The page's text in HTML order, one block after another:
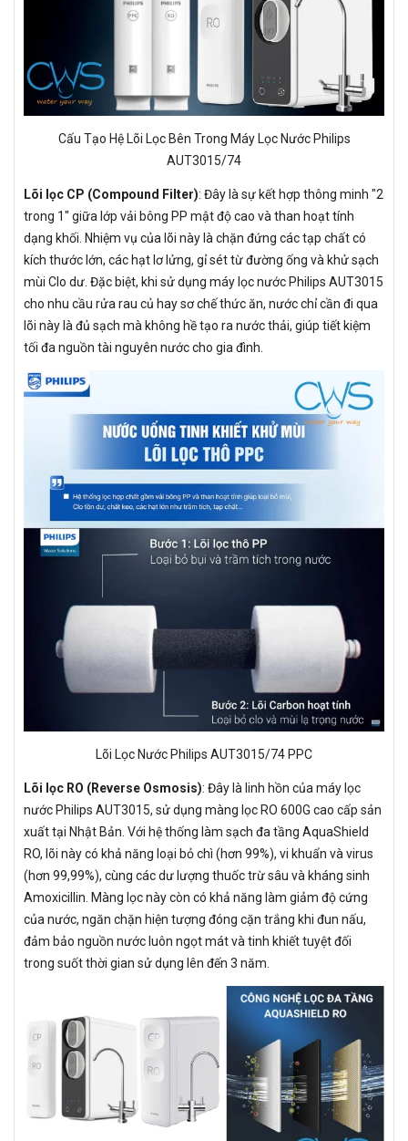
Cấu Tạo Hệ Lõi Lọc Bên Trong Máy Lọc Nước Philips
AUT3015/74
Lõi lọc CP (Compound Filter): Đây là sự kết hợp thông minh "2
trong 1" giữa lớp vải bông PP mật độ cao và than hoạt tính
dạng khối. Nhiệm vụ của lõi này là chặn đứng các tạp chất có
kích thước lớn, các hạt lơ lửng, gỉ sét từ đường ống và khử sạch
mùi Clo dư. Đặc biệt, khi sử dụng máy lọc nước Philips AUT3015
cho nhu cầu rửa rau củ hay sơ chế thức ăn, nước chỉ cần đi qua
lõi này là đủ sạch mà không hề tạo ra nước thải, giúp tiết kiệm
tối đa nguồn tài nguyên nước cho gia đình.
Lõi Lọc Nước Philips AUT3015/74 PPC
Lõi lọc RO (Reverse Osmosis): Đây là linh hồn của máy lọc
nước Philips AUT3015, sử dụng màng lọc RO 600G cao cấp sản
xuất tại Nhật Bản. Với hệ thống làm sạch đa tầng AquaShield
RO, lõi này có khả năng loại bỏ chì (hơn 99%), vi khuẩn và virus
(hơn 99,99%), cùng các dư lượng thuốc trừ sâu và kháng sinh
Amoxicillin. Màng lọc này còn có khả năng làm giảm độ cứng
của nước, ngăn chặn hiện tượng đóng cặn trắng khi đun nấu,
đảm bảo nguồn nước luôn ngọt mát và tinh khiết tuyệt đối
trong suốt thời gian sử dụng lên đến 3 năm.